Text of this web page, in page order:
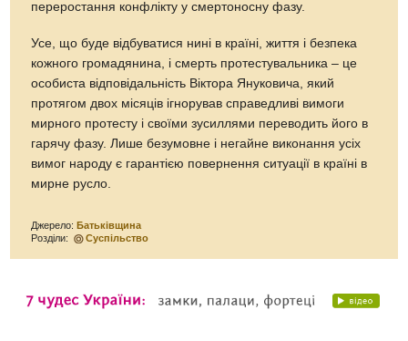
переростання конфлікту у смертоносну фазу.
Усе, що буде відбуватися нині в країні, життя і безпека
кожного громадянина, і смерть протестувальника – це
особиста відповідальність Віктора Януковича, який
протягом двох місяців ігнорував справедливі вимоги
мирного протесту і своїми зусиллями переводить його в
гарячу фазу. Лише безумовне і негайне виконання усіх
вимог народу є гарантією повернення ситуації в країні в
мирне русло.
Джерело:Батьківщина
Розділи:
Суспільство